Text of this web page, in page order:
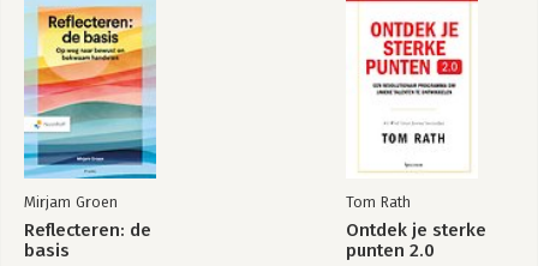
Mirjam Groen
Reflecteren: de
basis
Tom Rath
Ontdek je sterke
punten 2.0